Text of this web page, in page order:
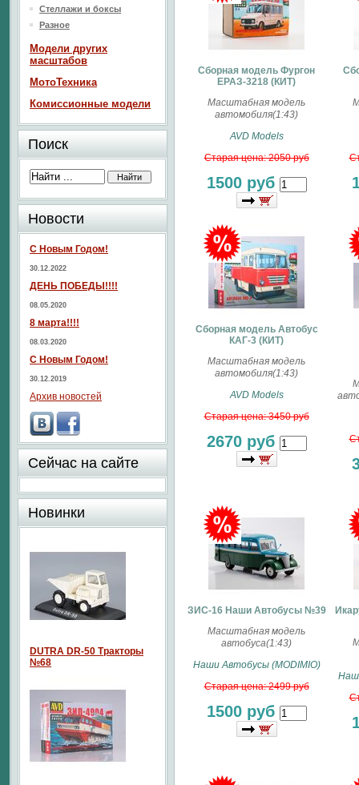
Сборная модель Фургон
ЕРАЗ-3218 (КИТ)
Масштабная модель
автомобиля(1:43)
AVD Models
Старая цена: 2050 руб
1500 руб
Сборная модель Автобус
КАГ-3 (КИТ)
Масштабная модель
автомобиля(1:43)
AVD Models
Старая цена: 3450 руб
2670 руб
ЗИС-16 Наши Автобусы №39
Масштабная модель
автобуса(1:43)
Наши Автобусы (MODIMIO)
Старая цена: 2499 руб
1500 руб
Стеллажи и боксы
Разное
Модели других
масштабов
МотоТехника
Комиссионные модели
Поиск
Новости
С Новым Годом!
30.12.2022
ДЕНЬ ПОБЕДЫ!!!!
08.05.2020
8 марта!!!!
08.03.2020
С Новым Годом!
30.12.2019
Архив новостей
Сейчас на сайте
Новинки
DUTRA DR-50 Тракторы
№68